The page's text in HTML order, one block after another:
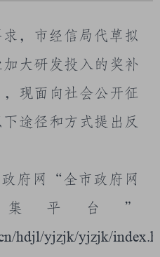
，市经信局代草拟
大研发投入的奖补
现面向社会公开征
途径和方式提出反
府网“全市政府网
平台”
hdjl/yjzjk/yjzjk/